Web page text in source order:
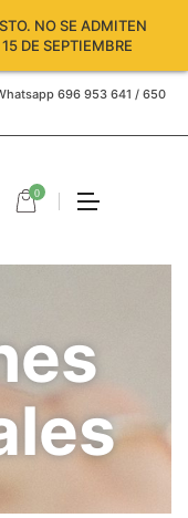
NO SE ADMITEN
DE SEPTIEMBRE
696 953 641 / 650
0
Carro
vacío